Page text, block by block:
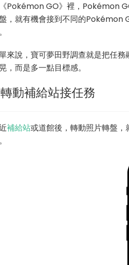
Pokémon GO》裡，Pokémon
，就有機會接到不同的Pokémon
來說，寶可夢田野調查就是把任
，而是多一點目標感。
轉動補給站接任務
補給站或道館後，轉動照片轉盤